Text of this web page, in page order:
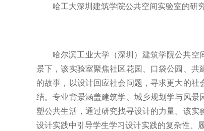
哈工大深圳建筑学院公共空间实验室的研
哈尔滨工业大学（深圳）建筑学院公共
景下，该实验室聚焦社区花园、口袋公园、
的故事，以设计回应社会问题，寻求更大的
结。专业背景涵盖建筑学、城乡规划学与风
塑公共生活，通过研究找寻设计的力量。该
设计实践中引导学生学习设计实践的复杂性、